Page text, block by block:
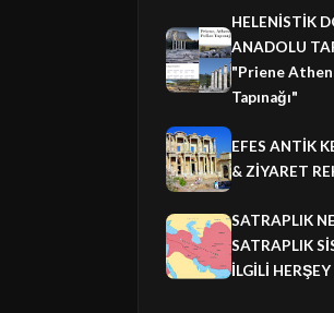
HELENİSTİK
ANADOLU
"Priene
Tapınağı"
EFES ANTİK
& ZİYARET
SATRAPLIK
SATRAPLIK
İLGİLİ HERŞEY